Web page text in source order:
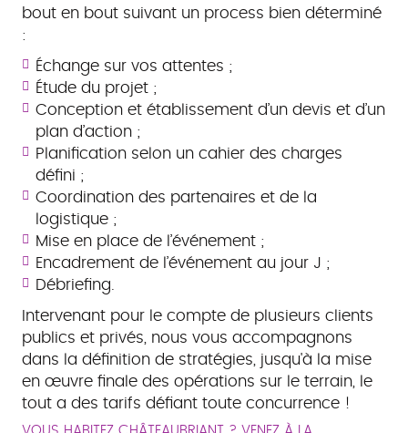
bout en bout suivant un process bien déterminé
:
Échange sur vos attentes ;
Étude du projet ;
Conception et établissement d’un devis et d’un
plan d’action ;
Planification selon un cahier des charges
défini ;
Coordination des partenaires et de la
logistique ;
Mise en place de l’événement ;
Encadrement de l’événement au jour J ;
Débriefing.
Intervenant pour le compte de plusieurs clients
publics et privés, nous vous accompagnons
dans la définition de stratégies, jusqu'à la mise
en œuvre finale des opérations sur le terrain, le
tout a des tarifs défiant toute concurrence !